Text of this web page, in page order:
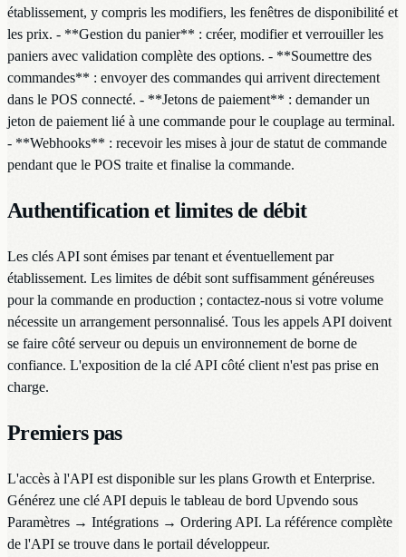
établissement, y compris les modifiers, les fenêtres de disponibilité et
les prix. - **Gestion du panier** : créer, modifier et verrouiller les
paniers avec validation complète des options. - **Soumettre des
commandes** : envoyer des commandes qui arrivent directement
dans le POS connecté. - **Jetons de paiement** : demander un
jeton de paiement lié à une commande pour le couplage au terminal.
- **Webhooks** : recevoir les mises à jour de statut de commande
pendant que le POS traite et finalise la commande.
Authentification et limites de débit
Les clés API sont émises par tenant et éventuellement par
établissement. Les limites de débit sont suffisamment généreuses
pour la commande en production ; contactez-nous si votre volume
nécessite un arrangement personnalisé. Tous les appels API doivent
se faire côté serveur ou depuis un environnement de borne de
confiance. L'exposition de la clé API côté client n'est pas prise en
charge.
Premiers pas
L'accès à l'API est disponible sur les plans Growth et Enterprise.
Générez une clé API depuis le tableau de bord Upvendo sous
Paramètres → Intégrations → Ordering API. La référence complète
de l'API se trouve dans le portail développeur.